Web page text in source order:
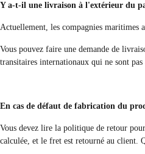
Y a-t-il une livraison à l'extérieur du
Actuellement, les compagnies maritimes
Vous pouvez faire une demande de
transitaires internationaux qui ne sont
En cas de défaut de fabrication du
Vous devez lire la politique de retour
calculée, et le fret est retourné au client.